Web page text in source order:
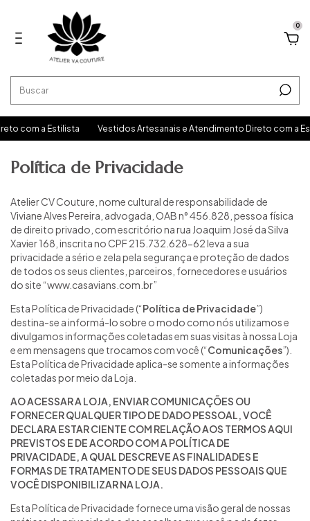
0
a Estilista Vestidos Artesanais e Atendimento Direto com a
Política de Privacidade
Atelier CV Couture, nome cultural de responsabilidade de
Viviane Alves Pereira, advogada, OAB n° 456.828, pessoa física
de direito privado, com escritório na rua Joaquim José da Silva
Xavier 168, inscrita no CPF 215.732.628-62 leva a sua
privacidade a sério e zela pela segurança e proteção de dados
de todos os seus clientes, parceiros, fornecedores e usuários
do site “www.casavians.com.br”
Esta Política de Privacidade (“Política de Privacidade”)
destina-se a informá-lo sobre o modo como nós utilizamos e
divulgamos informações coletadas em suas visitas à nossa Loja
e em mensagens que trocamos com você (“Comunicações”).
Esta Política de Privacidade aplica-se somente a informações
coletadas por meio da Loja.
AO ACESSAR A LOJA, ENVIAR COMUNICAÇÕES OU
FORNECER QUALQUER TIPO DE DADO PESSOAL, VOCÊ
DECLARA ESTAR CIENTE COM RELAÇÃO AOS TERMOS AQUI
PREVISTOS E DE ACORDO COM A POLÍTICA DE
PRIVACIDADE, A QUAL DESCREVE AS FINALIDADES E
FORMAS DE TRATAMENTO DE SEUS DADOS PESSOAIS QUE
VOCÊ DISPONIBILIZAR NA LOJA.
Esta Política de Privacidade fornece uma visão geral de nossas